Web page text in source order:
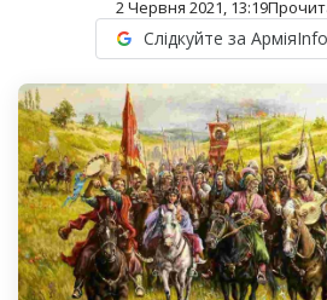
2 Червня 2021, 13:19
Слідкуйте за